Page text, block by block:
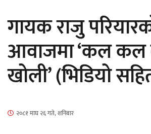
माताकाे नाममा गलत
गायक राजु
आवाजमा ‘कल कल
खोली’ (भिडियो
२०८१ माघ २६ गते, शनिबार